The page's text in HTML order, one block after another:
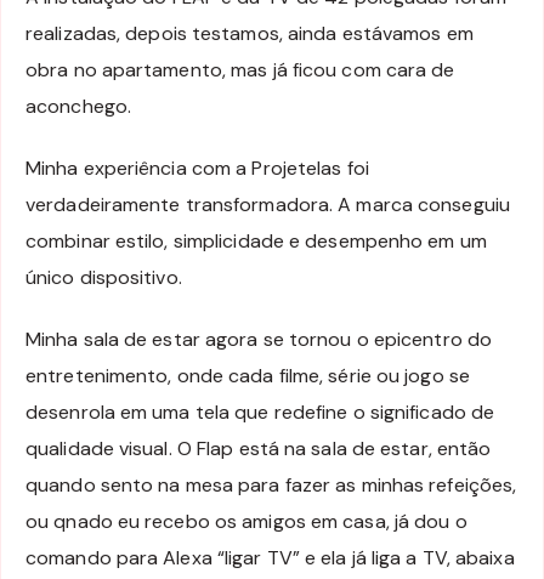
realizadas, depois testamos, ainda estávamos em
obra no apartamento, mas já ficou com cara de
aconchego.
Minha experiência com a Projetelas foi
verdadeiramente transformadora. A marca conseguiu
combinar estilo, simplicidade e desempenho em um
único dispositivo.
Minha sala de estar agora se tornou o epicentro do
entretenimento, onde cada filme, série ou jogo se
desenrola em uma tela que redefine o significado de
qualidade visual. O Flap está na sala de estar, então
quando sento na mesa para fazer as minhas refeições,
ou qnado eu recebo os amigos em casa, já dou o
comando para Alexa “ligar TV” e ela já liga a TV, abaixa